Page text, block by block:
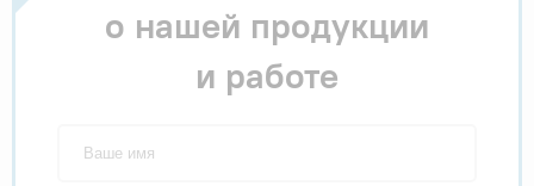
о нашей продукции
и работе